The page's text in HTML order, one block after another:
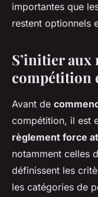
importantes que
restent optionnels
S’initier aux
compétition
Avant de
compétition, il est
règlement force
notamment celles
définissent les
les catégories de